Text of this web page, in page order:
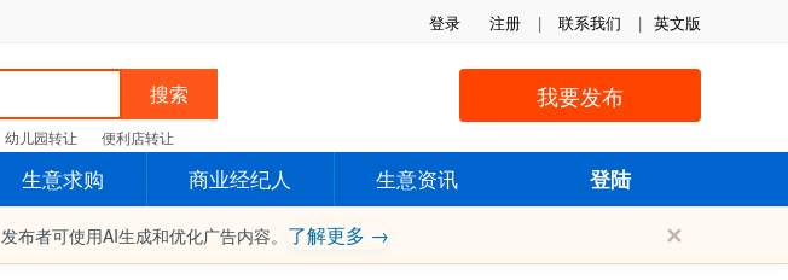
登录 注册 | 联系我们 | 英文版
我要发布
搜索
幼儿园转让 便利店转让
生意求购 商业经纪人 生意资讯 登陆
发布者可使用AI生成和优化广告内容。 了解更多 → ✕